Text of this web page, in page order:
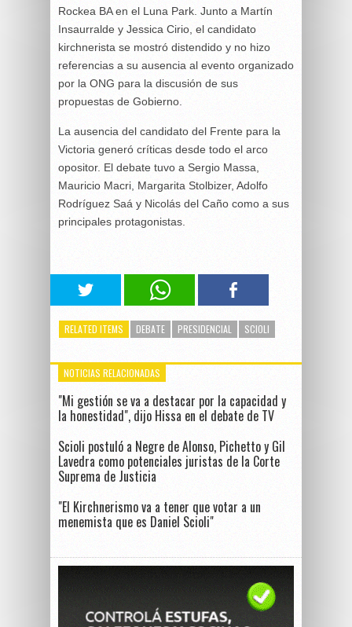
Rockea BA en el Luna Park. Junto a Martín
Insaurralde y Jessica Cirio, el candidato
kirchnerista se mostró distendido y no hizo
referencias a su ausencia al evento organizado
por la ONG para la discusión de sus
propuestas de Gobierno.
La ausencia del candidato del Frente para la
Victoria generó críticas desde todo el arco
opositor. El debate tuvo a Sergio Massa,
Mauricio Macri, Margarita Stolbizer, Adolfo
Rodríguez Saá y Nicolás del Caño como a sus
principales protagonistas.
RELATED ITEMS DEBATE PRESIDENCIAL SCIOLI
NOTICIAS RELACIONADAS
"Mi gestión se va a destacar por la capacidad y
la honestidad", dijo Hissa en el debate de TV
Scioli postuló a Negre de Alonso, Pichetto y Gil
Lavedra como potenciales juristas de la Corte
Suprema de Justicia
"El Kirchnerismo va a tener que votar a un
menemista que es Daniel Scioli"